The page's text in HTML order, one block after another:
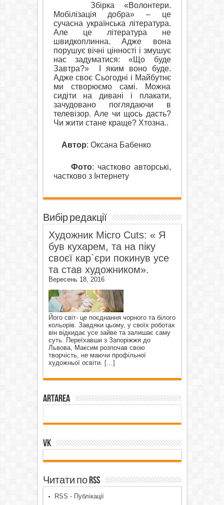
Збірка «Волонтери.
Мобілізація добра» – це
сучасна українська література.
Але це література не
швидкоплинна. Адже вона
порушує вічні цінності і змушує
нас задуматися: «Що буде
Завтра?»
І яким воно буде.
Адже своє Сьогодні і Майбутнє
ми створюємо самі. Можна
сидіти на дивані і плакати,
зачудовано поглядаючи в
телевізор. Але чи щось дасть?
Чи жити стане краще? Хтозна..
Автор: Оксана Бабенко
Фото: частково авторські,
частково з Інтернету
Вибір редакції
Художник Micro Cuts: « Я
був кухарем, та на піку
своєї кар`єри покинув усе
та став художником».
Вересень 18, 2016
Його світ- це поєднання чорного та білого
кольорів. Завдяки цьому, у своїх роботах
він відкидає усе зайве та залишає саму
суть. Переїхавши з Запоріжжя до
Львова, Максим розпочав свою
творчість, не маючи профільної
художньої освіти.
[…]
ArtArea
VK
Читати по RSS
RSS - Публікації